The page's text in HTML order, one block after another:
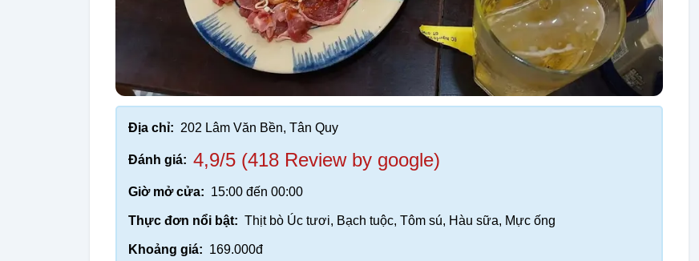
Địa chỉ: 202 Lâm Văn Bền, Tân Quy
Đánh giá: 4,9/5 (418 Review by google)
Giờ mở cửa: 15:00 đến 00:00
Thực đơn nổi bật: Thịt bò Úc tươi, Bạch tuộc, Tôm sú, Hàu sữa, Mực ống
Khoảng giá: 169.000đ